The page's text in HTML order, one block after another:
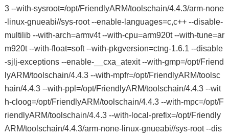
3 --with-sysroot=/opt/FriendlyARM/toolschain/4.4.3/arm-none
-linux-gnueabi//sys-root --enable-languages=c,c++ --disable-
multilib --with-arch=armv4t --with-cpu=arm920t --with-tune=ar
m920t --with-float=soft --with-pkgversion=ctng-1.6.1 --disable
-sjlj-exceptions --enable-__cxa_atexit --with-gmp=/opt/Friend
lyARM/toolschain/4.4.3 --with-mpfr=/opt/FriendlyARM/toolsc
hain/4.4.3 --with-ppl=/opt/FriendlyARM/toolschain/4.4.3 --wit
h-cloog=/opt/FriendlyARM/toolschain/4.4.3 --with-mpc=/opt/F
riendlyARM/toolschain/4.4.3 --with-local-prefix=/opt/Friendly
ARM/toolschain/4.4.3/arm-none-linux-gnueabi//sys-root --dis